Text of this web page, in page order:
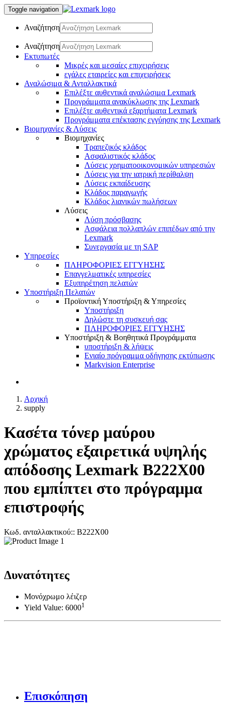
Toggle navigation
Αναζήτηση
Αναζήτηση
Εκτυπωτές
Μικρές και μεσαίες επιχειρήσεις
εγάλες εταιρείες και επιχειρήσεις
Αναλώσιμα & Ανταλλακτικά
Επιλέξτε αυθεντικά αναλώσιμα Lexmark
Προγράμματα ανακύκλωσης της Lexmark
Επιλέξτε αυθεντικά εξαρτήματα Lexmark
Προγράμματα επέκτασης εγγύησης της Lexmark
Βιομηχανίες & Λύσεις
Βιομηχανίες
Τραπεζικός κλάδος
Ασφαλιστικός κλάδος
Λύσεις χρηματοοικονομικών υπηρεσιών
Λύσεις για την ιατρική περίθαλψη
Λύσεις εκπαίδευσης
Κλάδος παραγωγής
Κλάδος λιανικών πωλήσεων
Λύσεις
Λύση πρόσβασης
Ασφάλεια πολλαπλών επιπέδων από την
Lexmark
Συνεργασία με τη SAP
Υπηρεσίες
ΠΛΗΡΟΦΟΡΙΕΣ ΕΓΓΥΗΣΗΣ
Επαγγελματικές υπηρεσίες
Εξυπηρέτηση πελατών
Υποστήριξη Πελατών
Προϊοντική Υποστήριξη & Υπηρεσίες
Υποστήριξη
Δηλώστε τη συσκευή σας
ΠΛΗΡΟΦΟΡΙΕΣ ΕΓΓΥΗΣΗΣ
Υποστήριξη & Βοηθητικά Προγράμματα
υποστήριξη & λήψεις
Ενιαίο πρόγραμμα οδήγησης εκτύπωσης
Markvision Enterprise
Αρχική
supply
Κασέτα τόνερ μαύρου
χρώματος εξαιρετικά υψηλής
απόδοσης Lexmark B222X00
που εμπίπτει στο πρόγραμμα
επιστροφής
Κωδ. ανταλλακτικού:: B222X00
Δυνατότητες
Μονόχρωμο λέιζερ
Yield Value: 60001
Επισκόπηση